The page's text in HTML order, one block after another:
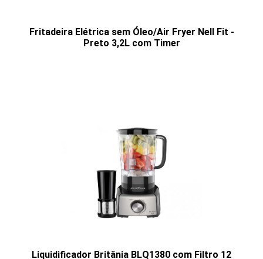
Fritadeira Elétrica sem Óleo/Air Fryer Nell Fit -
Preto 3,2L com Timer
Liquidificador Britânia BLQ1380 com Filtro 12